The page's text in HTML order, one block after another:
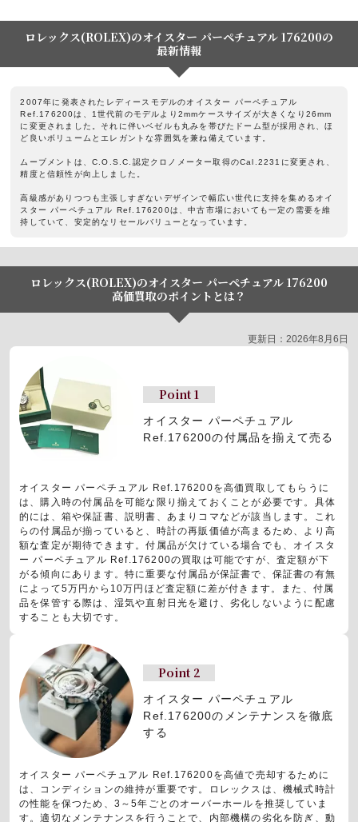
ロレックス(ROLEX)のオイスター パーペチュアル 176200の
最新情報
2007年に発表されたレディースモデルのオイスター パーペチュアル
Ref.176200は、1世代前のモデルより2mmケースサイズが大きくなり26mm
に変更されました。それに伴いベゼルも丸みを帯びたドーム型が採用され、ほ
ど良いボリュームとエレガントな雰囲気を兼ね備えています。
ムーブメントは、C.O.S.C.認定クロノメーター取得のCal.2231に変更され、
精度と信頼性が向上しました。
高級感がありつつも主張しすぎないデザインで幅広い世代に支持を集めるオイ
スター パーペチュアル Ref.176200は、中古市場においても一定の需要を維
持していて、安定的なリセールバリューとなっています。
ロレックス(ROLEX)のオイスター パーペチュアル 176200
高価買取のポイントとは？
更新日：2026年8月6日
Point 1
オイスター パーペチュアル
Ref.176200の付属品を揃えて売る
オイスター パーペチュアル Ref.176200を高価買取してもらうに
は、購入時の付属品を可能な限り揃えておくことが必要です。具体
的には、箱や保証書、説明書、あまりコマなどが該当します。これ
らの付属品が揃っていると、時計の再販価値が高まるため、より高
額な査定が期待できます。付属品が欠けている場合でも、オイスタ
ー パーペチュアル Ref.176200の買取は可能ですが、査定額が下
がる傾向にあります。特に重要な付属品が保証書で、保証書の有無
によって5万円から10万円ほど査定額に差が付きます。また、付属
品を保管する際は、湿気や直射日光を避け、劣化しないように配慮
することも大切です。
Point 2
オイスター パーペチュアル
Ref.176200のメンテナンスを徹底
する
オイスター パーペチュアル Ref.176200を高値で売却するために
は、コンディションの維持が重要です。ロレックスは、機械式時計
の性能を保つため、3～5年ごとのオーバーホールを推奨していま
す。適切なメンテナンスを行うことで、内部機構の劣化を防ぎ、動